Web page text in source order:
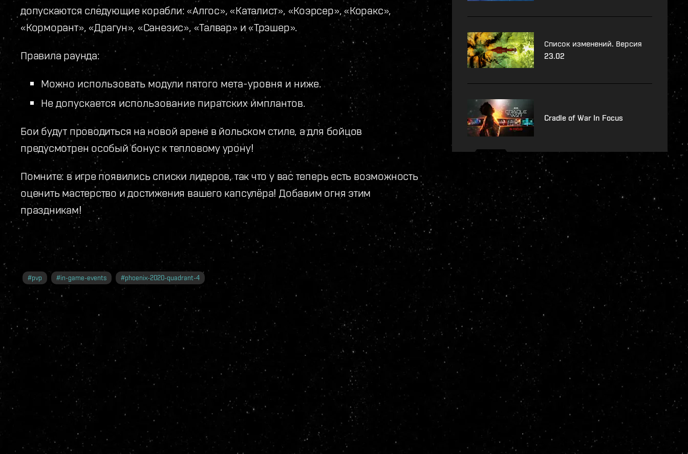
допускаются следующие корабли: «Алгос», «Каталист», «Коэрсер», «Коракс»,
«Корморант», «Драгун», «Санезис», «Талвар» и «Трэшер».
Правила раунда:
Можно использовать модули пятого мета-уровня и ниже.
Не допускается использование пиратских имплантов.
Бои будут проводиться на новой арене в йольском стиле, а для бойцов
предусмотрен особый бонус к тепловому урону!
Помните: в игре появились списки лидеров, так что у вас теперь есть возможность
оценить мастерство и достижения вашего капсулёра! Добавим огня этим
праздникам!
#pvp #in-game-events #phoenix-2020-quadrant-4
Список изменений. Версия
23.02
Cradle of War In Focus